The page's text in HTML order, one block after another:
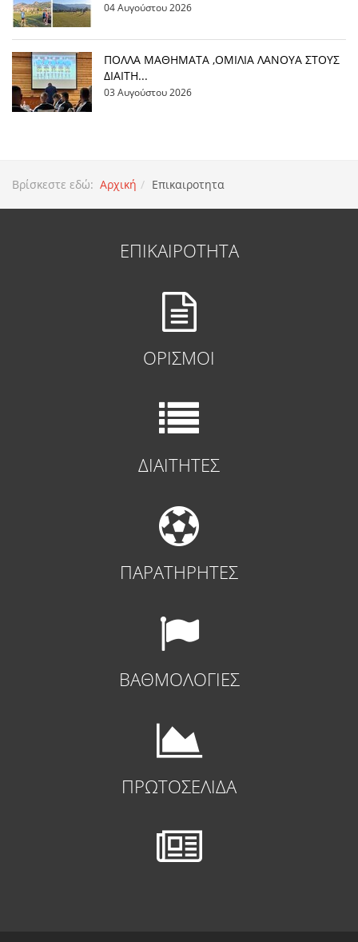
04 Αυγούστου 2026
ΠΟΛΛΑ ΜΑΘΗΜΑΤΑ ,ΟΜΙΛΙΑ ΛΑΝΟΥΑ ΣΤΟΥΣ
ΔΙΑΙΤΗ...
03 Αυγούστου 2026
Βρίσκεστε εδώ: Αρχική Επικαιροτητα
ΕΠΙΚΑΙΡΟΤΗΤΑ
ΟΡΙΣΜΟΙ
ΔΙΑΙΤΗΤΕΣ
ΠΑΡΑΤΗΡΗΤΕΣ
ΒΑΘΜΟΛΟΓΙΕΣ
ΠΡΩΤΟΣΕΛΙΔΑ